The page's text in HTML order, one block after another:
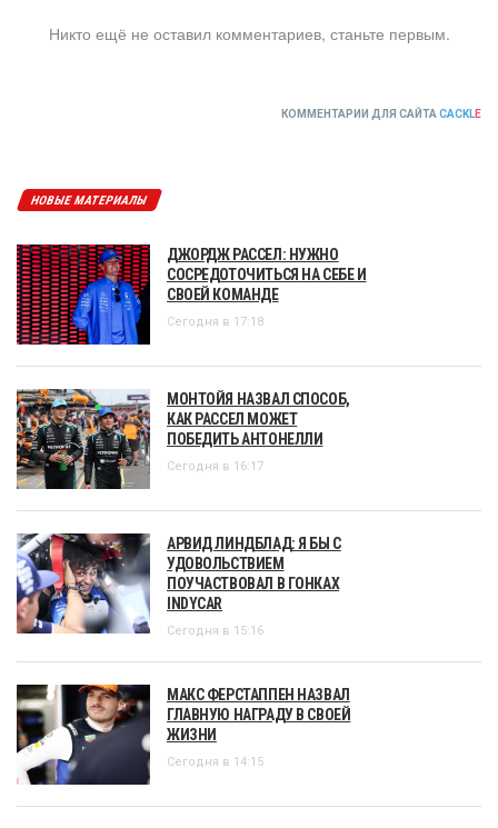
Никто ещё не оставил комментариев, станьте первым.
КОММЕНТАРИИ ДЛЯ САЙТА CACKLE
НОВЫЕ МАТЕРИАЛЫ
ДЖОРДЖ РАССЕЛ: НУЖНО
СОСРЕДОТОЧИТЬСЯ НА СЕБЕ И
СВОЕЙ КОМАНДЕ
Сегодня в 17:18
МОНТОЙЯ НАЗВАЛ СПОСОБ,
КАК РАССЕЛ МОЖЕТ
ПОБЕДИТЬ АНТОНЕЛЛИ
Сегодня в 16:17
АРВИД ЛИНДБЛАД: Я БЫ С
УДОВОЛЬСТВИЕМ
ПОУЧАСТВОВАЛ В ГОНКАХ
INDYCAR
Сегодня в 15:16
МАКС ФЕРСТАППЕН НАЗВАЛ
ГЛАВНУЮ НАГРАДУ В СВОЕЙ
ЖИЗНИ
Сегодня в 14:15